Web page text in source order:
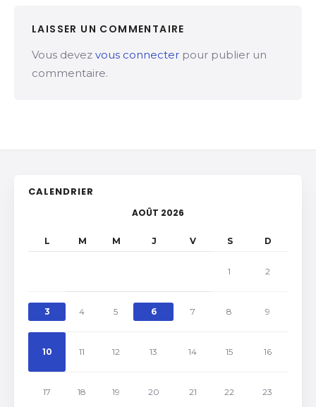
LAISSER UN COMMENTAIRE
Vous devez vous connecter pour publier un
commentaire.
CALENDRIER
AOÛT 2026
L M M J V S D
1 2
3 4 5 6 7 8 9
10 11 12 13 14 15 16
17 18 19 20 21 22 23